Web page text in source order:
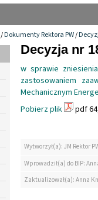
/Dokumenty Rektora PW/
Decyzja nr
w sprawie
zastosowaniem
Mechanicznym
Pobierz plik
pdf
Wytworzył(a): JM Rektor
Wprowadził(a) do BIP:
Zaktualizował(a): Anna